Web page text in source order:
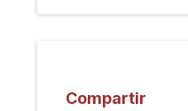
Compartir